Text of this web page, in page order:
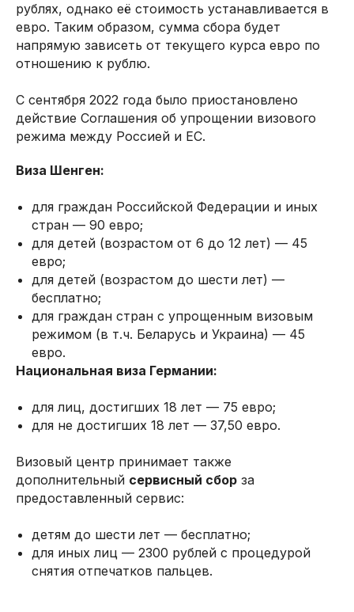
рублях, однако её стоимость устанавливается в
евро. Таким образом, сумма сбора будет
напрямую зависеть от текущего курса евро по
отношению к рублю.
С сентября 2022 года было приостановлено
действие Соглашения об упрощении визового
режима между Россией и ЕС.
Виза Шенген:
для граждан Российской Федерации и иных
стран — 90 евро;
для детей (возрастом от 6 до 12 лет) — 45
евро;
для детей (возрастом до шести лет) —
бесплатно;
для граждан стран с упрощенным визовым
режимом (в т.ч. Беларусь и Украина) — 45
евро.
Национальная виза Германии:
для лиц, достигших 18 лет — 75 евро;
для не достигших 18 лет — 37,50 евро.
Визовый центр принимает также
дополнительный сервисный сбор за
предоставленный сервис:
детям до шести лет — бесплатно;
для иных лиц — 2300 рублей с процедурой
снятия отпечатков пальцев.